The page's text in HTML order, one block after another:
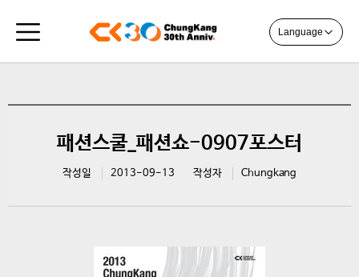
Language
패션스쿨_패션쇼-0907포스터
작성일 2013-09-13 작성자 Chungkang